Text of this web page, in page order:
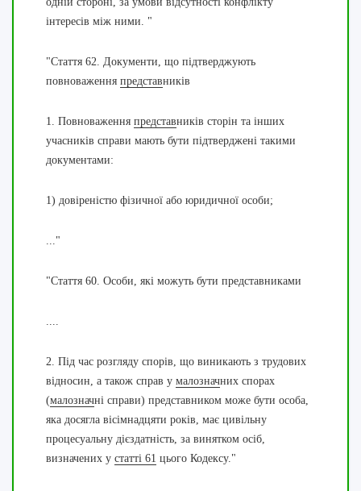
інтересів між ними. "
"Стаття 62. Документи, що підтверджують
повноваження представників
1. Повноваження представників сторін та інших
учасників справи мають бути підтверджені такими
документами:
1) довіреністю фізичної або юридичної особи;
..."
"Стаття 60. Особи, які можуть бути представниками
....
2. Під час розгляду спорів, що виникають з трудових
відносин, а також справ у малозначних спорах
(малозначні справи) представником може бути особа,
яка досягла вісімнадцяти років, має цивільну
процесуальну дієздатність, за винятком осіб,
визначених у статті 61 цього Кодексу."